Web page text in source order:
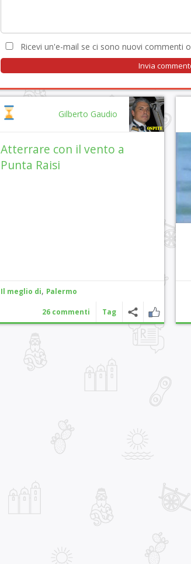
Ricevi un'e-mail se ci sono nuovi commenti o
Gilberto Gaudio
Atterrare con il vento a
Punta Raisi
Il meglio di, Palermo
26 commenti Tag